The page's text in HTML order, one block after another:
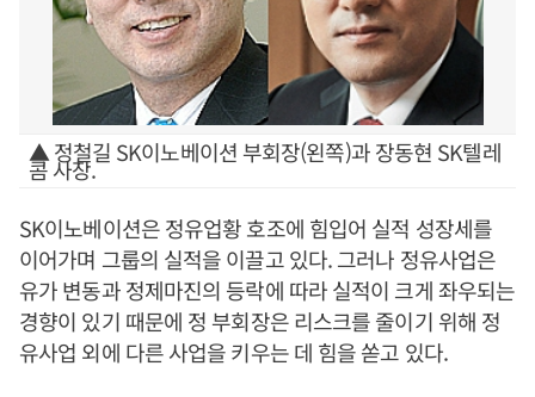
▲ 정철길 SK이노베이션 부회장(왼쪽)과 장동현 SK텔레
콤 사장.
SK이노베이션은 정유업황 호조에 힘입어 실적 성장세를
이어가며 그룹의 실적을 이끌고 있다. 그러나 정유사업은
유가 변동과 정제마진의 등락에 따라 실적이 크게 좌우되는
경향이 있기 때문에 정 부회장은 리스크를 줄이기 위해 정
유사업 외에 다른 사업을 키우는 데 힘을 쏟고 있다.